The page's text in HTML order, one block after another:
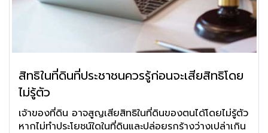
สิทธิในที่ดินที่ประชาชนควรรู้ก่อนจะเสียสิทธิโดย
ไม่รู้ตัว
เจ้าของที่ดิน อาจสูญเสียสิทธิในที่ดินของตนได้โดยไม่รู้ตัว
หากไม่ทำประโยชน์ใดในที่ดินและปล่อยรกร้างว่างเปล่าเกิน